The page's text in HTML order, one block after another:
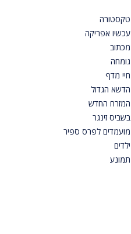
טקסטורה
עכשיו אפריקה
מכתוב
גומחה
חיי מדף
הדשא הגדול
המזרח החדש
בשביס זינגר
מועמדים לפרס ספיר
ילדים
תמונע